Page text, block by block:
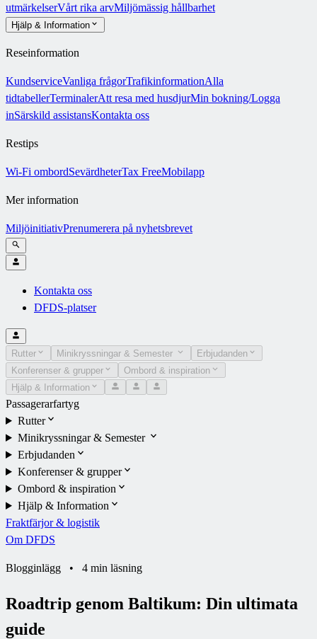
utmärkelserVårt rika arvMiljömässig hållbarhet
Hjälp & Information
Reseinformation
KundserviceVanliga frågorTrafikinformationAlla
tidtabellerTerminalerAtt resa med husdjurMin bokning/Logga
inSärskild assistansKontakta oss
Restips
Wi-Fi ombordSevärdheterTax FreeMobilapp
Mer information
MiljöinitiativPrenumerera på nyhetsbrevet
Kontakta oss
DFDS-platser
Rutter Minikryssningar & Semester
Erbjudanden
Konferenser & grupper
Ombord & inspiration
Hjälp & Information
Passagerarfartyg
Rutter
Minikryssningar & Semester
Erbjudanden
Konferenser & grupper
Ombord & inspiration
Hjälp & Information
Fraktfärjor & logistik
Om DFDS
Blogginlägg • 4 min läsning
Roadtrip genom Baltikum: Din ultimata
guide